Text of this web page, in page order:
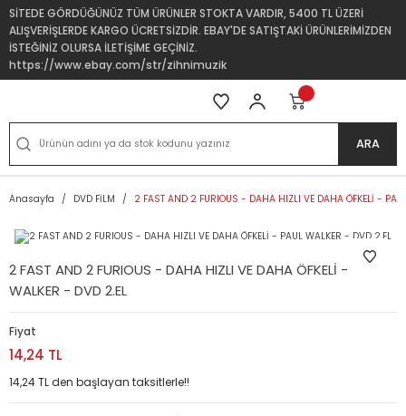
SİTEDE GÖRDÜĞÜNÜZ TÜM ÜRÜNLER STOKTA VARDIR, 5400 TL ÜZERİ
ALIŞVERİŞLERDE KARGO ÜCRETSİZDİR. EBAY'DE SATIŞTAKİ ÜRÜNLERİMİZDEN
İSTEĞİNİZ OLURSA İLETİŞİME GEÇİNİZ.
https://www.ebay.com/str/zihnimuzik
ARA
Anasayfa DVD FİLM 2 FAST AND 2 FURIOUS - DAHA HIZLI VE DAHA ÖFKELİ -
2 FAST AND 2 FURIOUS - DAHA HIZLI VE DAHA ÖFKELİ - PAUL
WALKER - DVD 2.EL
Fiyat
14,24 TL
14,24 TL den başlayan taksitlerle!!